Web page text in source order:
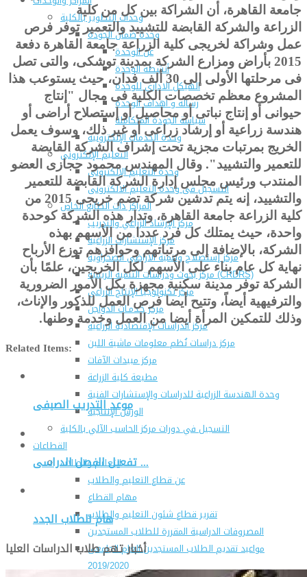
وحدات التطوير بالكلية
وحدة ضمان الجودة
عن الوحدة
أنشطة الوحدة
الهيكل الادارى للوحدة
رسالة و أهداف الوحدة
سياسة الجودة المتكاملة
وحدة الخدمات الإلكترونية
التعليم الإلكترونى
وحدة التعليم الإلكترونى
التسجيل فى وحدة التعليم الالكترونى
المراكز ذات الطابع الخاص
مركز الإرشاد الزراعي والتدريب
مركز الإستشارات الزراعية
مركز إستصلاح وتنمية الأراضى الصحراوية
مركز بحوث ودراسات التنمية الريفية (CRDRS)
مركز تكنولوجيا الإنتاج الزراعي
مركز خـدمـات الدواجن
مركز الدراسات الإقتصادية الزراعية
مركز دراسات نُظم معلومات ماشية اللبن
مركز مبيدات الآفات
مطبعة كلية الزراعة
وحدة الهندسة الزراعية للدراسات والإستشارات الفنية
الورش الإنتاجية
التسجيل في دورات مركز الحاسب الآلي بالكلية
القطاعات
التعليم والطلاب
عن قطاع التعليم والطلاب
مهام القطاع
تقرير قطاع شئون التعليم والطلاب
المصروفات الدراسية المقررة للطلاب المستجدين
مواعيد تقديم الطلاب المستجدين العام الجامعى
2019/2020
جامعة القاهرة، أن الشراكة بين كل من كلية
الزراعة والشركة القابضة للتشييد والتعمير توفر فرص
عمل وشراكة لخريجى كلية الزراعة جامعة القاهرة دفعة
2015 بأراض ومزارع الشركة بمدينة توشكى، والتى تصل
فى مرحلتها الأولى إلى 30 ألف فدان، حيث يستوعب هذا
المشروع معظم تخصصات الكلية فى مجال "إنتاج
حيوانى أو إنتاج نباتى أو محاصيل أو إستصلاح أراضى أو
هندسة زراعية أو إرشاد زراعى أو غير ذلك، وسوف يعمل
الخريج بمرتبات مجزية تحت إشراف الشركة القابضة
للتعمير والتشييد". وقال المهندس محمود حجازى العضو
المنتدب ورئيس مجلس إدارة الشركة القابضة للتعمير
والتشييد، إنه يتم تدشين شركة تضم خريجى 2015 من
كلية الزراعة جامعة القاهرة، وتدار هذه الشركة كوحدة
واحدة، حيث يمتلك كل فرد عددا من الأسهم بهذه
الشركة، بالإضافة إلى مرتباتهم وحوافزهم توزع الأرباح
نهاية كل عام بناء على الأسهم لكل الخريجين، علمًا بأن
الشركة توفر مدينة سكنية مجهزة بكل الأمور الضرورية
والترفيهية أيضاً، وتتيح أيضا فرص العمل للذكور والإناث،
وذلك للتمكين المرأة أيضا من العمل وخدمة وطنها.
Related Items:
موعد التدريب الصيفى
تفعيل الفصل الدراسى ...
هام للطلاب الجدد
أخبار تهم طلاب الدراسات العليا